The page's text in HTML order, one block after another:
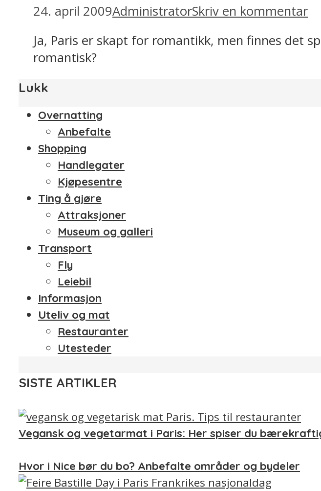
24. april 2009AdministratorSkriv en kommentar
Ja, Paris er skapt for romantikk, men finnes det
romantisk?
Lukk
Overnatting
Anbefalte
Shopping
Handlegater
Kjøpesentre
Ting å gjøre
Attraksjoner
Museum og galleri
Transport
Fly
Leiebil
Informasjon
Uteliv og mat
Restauranter
Utesteder
SISTE ARTIKLER
Vegansk og vegetarmat i Paris: Her spiser du
Hvor i Nice bør du bo? Anbefalte områder og bydeler